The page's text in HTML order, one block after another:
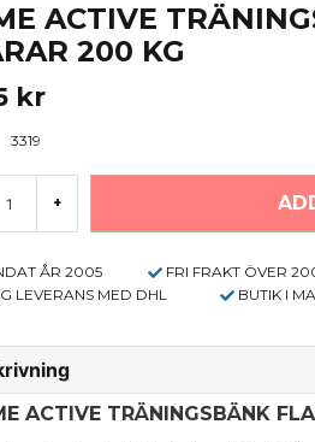
ACTIVE
200 KG
kr
3319
+
ÅR 2005 FRI FRAKT ÖVER
LEVERANS MED DHL
BUTIK I
ACTIVE TRÄNINGSBÄNK